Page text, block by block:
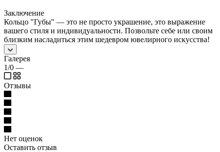
Заключение
Кольцо "Губы" — это не просто украшение, это выражение
вашего стиля и индивидуальности. Позвольте себе или своим
близким насладиться этим шедевром ювелирного искусства!
Галерея
1/0 —
Отзывы
Нет оценок
Оставить отзыв